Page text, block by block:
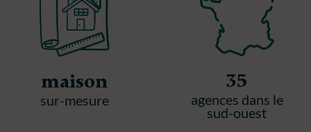
maison
sur-mesure
35
agences dans le
sud-ouest